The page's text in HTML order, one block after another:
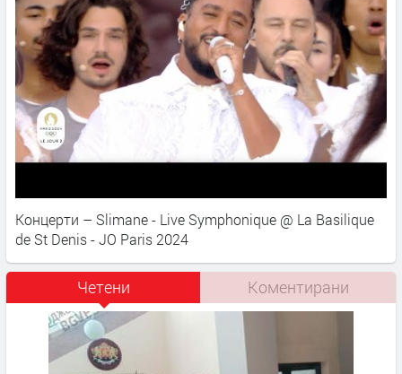
Концерти – Slimane - Live Symphonique @ La Basilique
de St Denis - JO Paris 2024
Четени Коментирани